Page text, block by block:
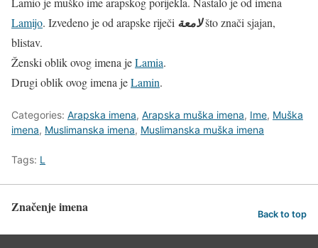
Lamijo. Izvedeno je od arapske riječi لامعةšto znači sjajan,
blistav.
Ženski oblik ovog imena jeLamia.
Drugi oblik ovog imena jeLamin.
Categories: Arapska imena, Arapska muška imena, Ime, Muška
imena, Muslimanska imena, Muslimanska muška imena
Tags: L
Značenje imena Back to top